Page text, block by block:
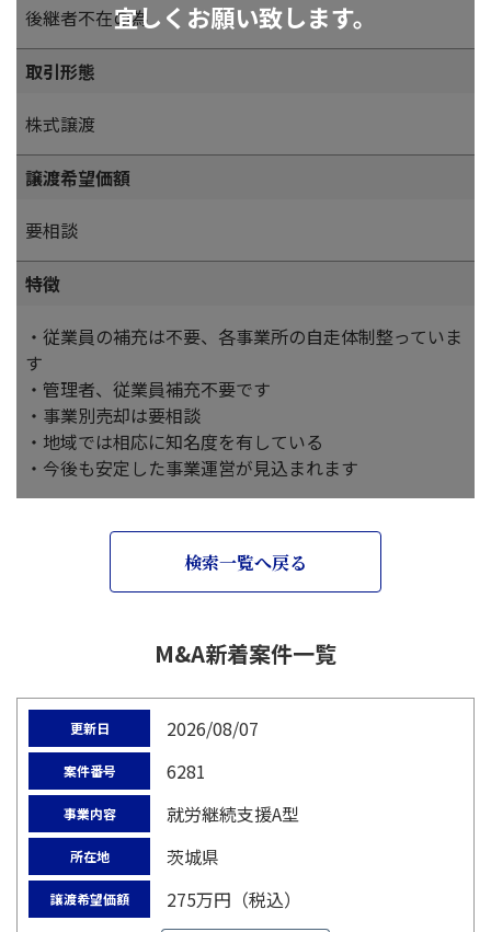
宜しくお願い致します。
後継者不在の為
取引形態
株式譲渡
譲渡希望価額
要相談
特徴
・従業員の補充は不要、各事業所の自走体制整っていま
す
・管理者、従業員補充不要です
・事業別売却は要相談
・地域では相応に知名度を有している
・今後も安定した事業運営が見込まれます
検索一覧へ戻る
M&A新着案件一覧
更新日 2026/08/07
案件番号 6281
事業内容 就労継続支援A型
所在地 茨城県
譲渡希望価額 275万円（税込）